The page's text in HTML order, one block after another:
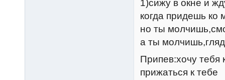
1)сижу в окне и
когда придешь ко
но ты
а ты
Припев:хочу тебя
прижаться к тебе